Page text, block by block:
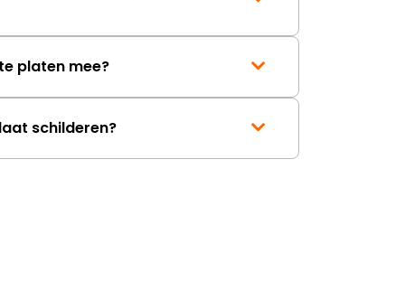
platen mee?
schilderen?